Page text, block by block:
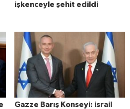
işkenceyle şehit edildi
Gazze Barış Konseyi: israil